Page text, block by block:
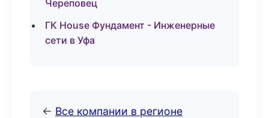
Череповец
ГК House Фундамент - Инженерные
сети в Уфа
← Все компании в регионе